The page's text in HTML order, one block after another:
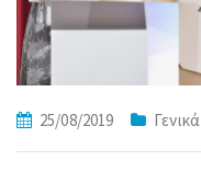
25/08/2019 Γενικά